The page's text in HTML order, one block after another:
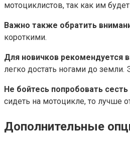
мотоциклистов, так как им
Важно также обратить
короткими.​
Для новичков рекомендуется
легко достать ногами до
Не бойтесь попробовать
сидеть на мотоцикле, то лучше
Дополнительные